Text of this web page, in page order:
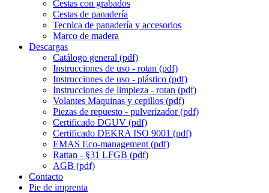
Cestas con grabados
Cestas de panadería
Tecnica de panadería y accesorios
Marco de madera
Descargas
Catálogo general (pdf)
Instrucciones de uso - rotan (pdf)
Instrucciones de uso - plástico (pdf)
Instrucciones de limpieza - rotan (pdf)
Volantes Maquinas y cepillos (pdf)
Piezas de repuesto - pulverizador (pdf)
Certificado DGUV (pdf)
Certificado DEKRA ISO 9001 (pdf)
EMAS Eco-management (pdf)
Rattan - §31 LFGB (pdf)
AGB (pdf)
Contacto
Pie de imprenta